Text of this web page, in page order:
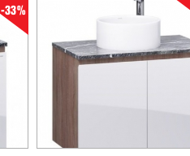
-33%